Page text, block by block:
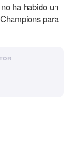
ha habido un
para